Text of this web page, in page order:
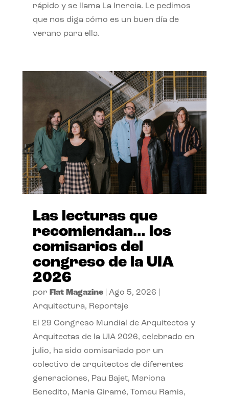
rápido y se llama La Inercia. Le pedimos
que nos diga cómo es un buen día de
verano para ella.
Las lecturas que
recomiendan… los
comisarios del
congreso de la UIA
2026
por Flat Magazine| Ago 5, 2026
Arquitectura, Reportaje
El 29 Congreso Mundial de Arquitectos y
Arquitectas de la UIA 2026, celebrado en
julio, ha sido comisariado por un
colectivo de arquitectos de diferentes
generaciones, Pau Bajet, Mariona
Benedito, Maria Giramé, Tomeu Ramis,